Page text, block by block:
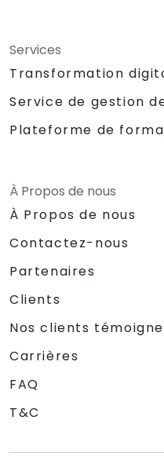
Services
Transformation
Service de gestion
Plateforme de
À Propos de nous
À Propos de nous
Contactez-nous
Partenaires
Clients
Nos clients
Carrières
FAQ
T&C